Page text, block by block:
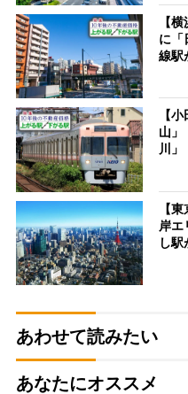
【
に「
線駅
【
山」
川」
【
岸エ
し駅
あわせて読みたい
あなたにオススメ